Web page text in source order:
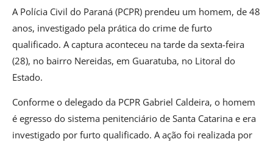
A Polícia Civil do Paraná (PCPR) prendeu um homem, de 48
anos, investigado pela prática do crime de furto
qualificado. A captura aconteceu na tarde da sexta-feira
(28), no bairro Nereidas, em Guaratuba, no Litoral do
Estado.
Conforme o delegado da PCPR Gabriel Caldeira, o homem
é egresso do sistema penitenciário de Santa Catarina e era
investigado por furto qualificado. A ação foi realizada por